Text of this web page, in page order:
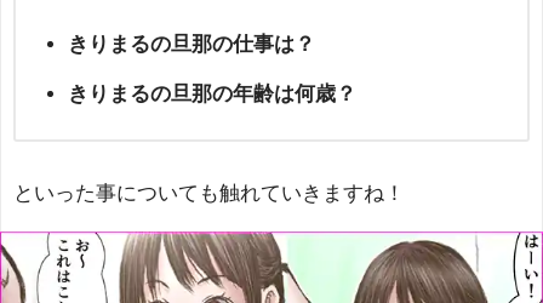
きりまるの旦那の仕事は？
きりまるの旦那の年齢は何歳？
といった事についても触れていきますね！